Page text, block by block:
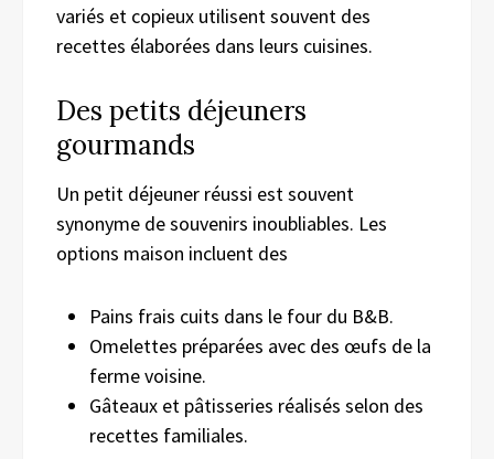
variés et copieux utilisent souvent des
recettes élaborées dans leurs cuisines.
Des petits déjeuners
gourmands
Un petit déjeuner réussi est souvent
synonyme de souvenirs inoubliables. Les
options maison incluent des
Pains frais cuits dans le four du B&B.
Omelettes préparées avec des œufs de la
ferme voisine.
Gâteaux et pâtisseries réalisés selon des
recettes familiales.